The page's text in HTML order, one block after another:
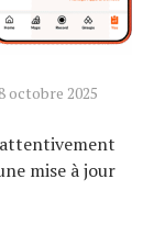
octobre 2025
attentivement
mise à jour